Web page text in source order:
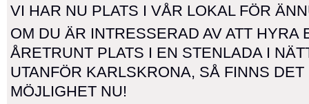
VI HAR NU PLATS I VÅR LOKAL FÖR
OM DU ÄR INTRESSERAD AV ATT HYRA
ÅRETRUNT PLATS I EN STENLADA I
UTANFÖR KARLSKRONA, SÅ FINNS DET
MÖJLIGHET NU!